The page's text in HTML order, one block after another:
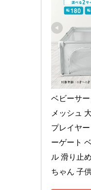
ベビーサ
メッシュ
プレイヤ
ーゲート
ル 滑り止
ちゃん 子